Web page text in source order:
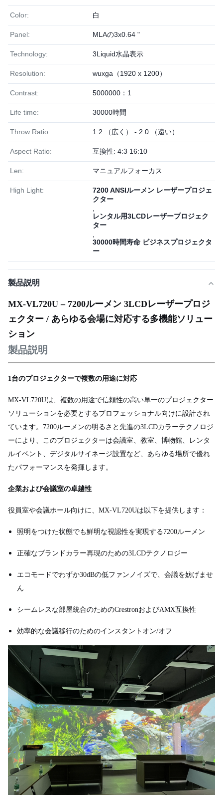
Color: 白
Panel: MLAの3x0.64 "
Technology: 3Liquid水晶表示
Resolution: wuxga（1920 x 1200）
Contrast: 5000000：1
Life time: 30000時間
Throw Ratio: 1.2 （広く） - 2.0 （遠い）
Aspect Ratio: 互換性: 4:3 16:10
Len: マニュアルフォーカス
High Light:
7200 ANSIルーメン レーザープロジェ
クター
レンタル用3LCDレーザープロジェク
ター
30000時間寿命 ビジネスプロジェクタ
ー
製品説明
MX-VL720U – 7200ルーメン 3LCDレーザープロジ
ェクター / あらゆる会場に対応する多機能ソリュー
ション
製品説明
1台のプロジェクターで複数の用途に対応
MX-VL720Uは、複数の用途で信頼性の高い単一のプロジェクター
ソリューションを必要とするプロフェッショナル向けに設計され
ています。7200ルーメンの明るさと先進の3LCDカラーテクノロジ
ーにより、このプロジェクターは会議室、教室、博物館、レンタ
ルイベント、デジタルサイネージ設置など、あらゆる場所で優れ
たパフォーマンスを発揮します。
企業および会議室の卓越性
役員室や会議ホール向けに、MX-VL720Uは以下を提供します：
照明をつけた状態でも鮮明な視認性を実現する7200ルーメン
正確なブランドカラー再現のための3LCDテクノロジー
エコモードでわずか30dBの低ファンノイズで、会議を妨げませ
ん
シームレスな部屋統合のためのCrestronおよびAMX互換性
効率的な会議移行のためのインスタントオン/オフ